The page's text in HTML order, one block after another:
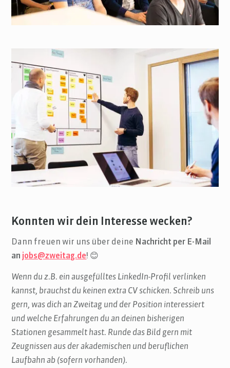
Konnten wir dein Interesse wecken?
Dann freuen wir uns über deine Nachricht per E-Mail
an jobs@zweitag.de! 😊
Wenn du z.B. ein ausgefülltes LinkedIn-Profil verlinken
kannst, brauchst du keinen extra CV schicken. Schreib uns
gern, was dich an Zweitag und der Position interessiert
und welche Erfahrungen du an deinen bisherigen
Stationen gesammelt hast. Runde das Bild gern mit
Zeugnissen aus der akademischen und beruflichen
Laufbahn ab (sofern vorhanden).